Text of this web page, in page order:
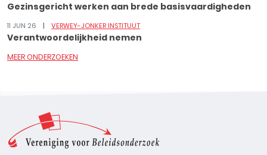
Gezinsgericht werken aan brede basisvaardigheden
11 JUN 26 VERWEY-JONKER INSTITUUT
Verantwoordelijkheid nemen
MEER ONDERZOEKEN